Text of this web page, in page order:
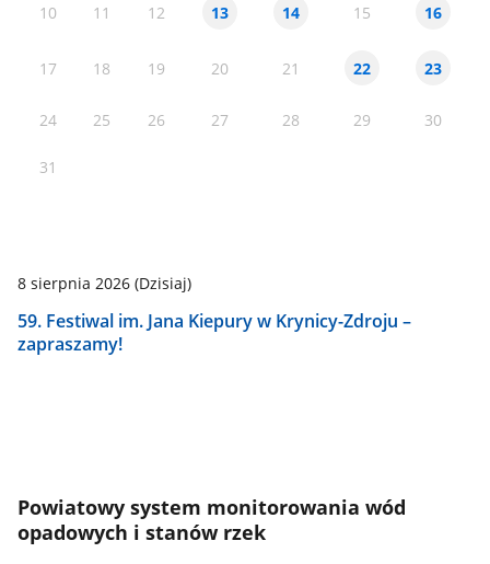
10 11 12 13 14 15 16
17 18 19 20 21 22 23
24 25 26 27 28 29 30
31
8 sierpnia 2026(Dzisiaj)
59. Festiwal im. Jana Kiepury w Krynicy-Zdroju –
zapraszamy!
Powiatowy system monitorowania wód
opadowych i stanów rzek